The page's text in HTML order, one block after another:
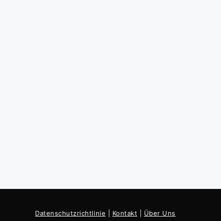
Datenschutzrichtlinie Kontakt Über Uns